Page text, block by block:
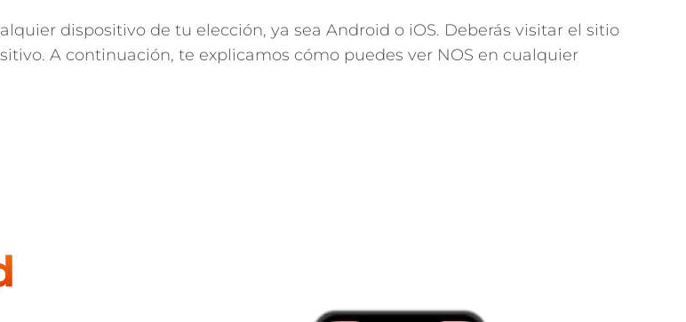
dispositivo de tu elección, ya sea Android o iOS. Deberás visitar el sitio
A continuación, te explicamos cómo puedes ver NOS en cualquier